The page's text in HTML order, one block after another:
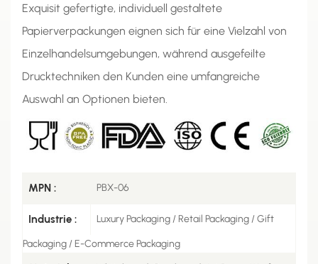
Exquisit gefertigte, individuell gestaltete
Papierverpackungen eignen sich für eine Vielzahl von
Einzelhandelsumgebungen, während ausgefeilte
Drucktechniken den Kunden eine umfangreiche
Auswahl an Optionen bieten.
MPN : PBX-06
Industrie : Luxury Packaging / Retail Packaging / Gift
Packaging / E-Commerce Packaging